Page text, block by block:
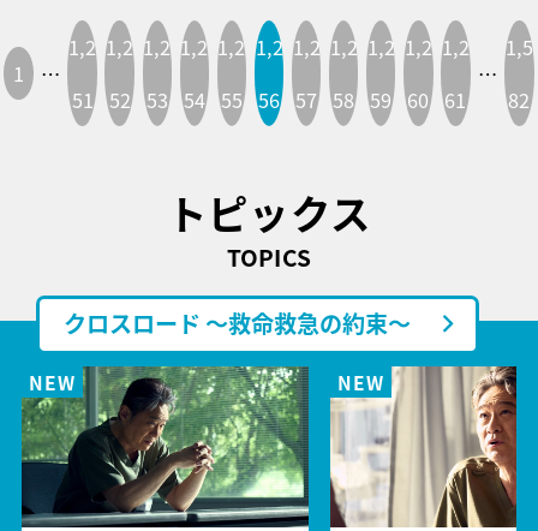
1 …
1,2
51
1,2
52
1,2
53
1,2
54
1,2
55
1,2
56
1,2
57
1,2
58
1,2
59
1,2
60
1,2
61
…
1,5
82
トピックス
TOPICS
クロスロード ～救命救急の約束～